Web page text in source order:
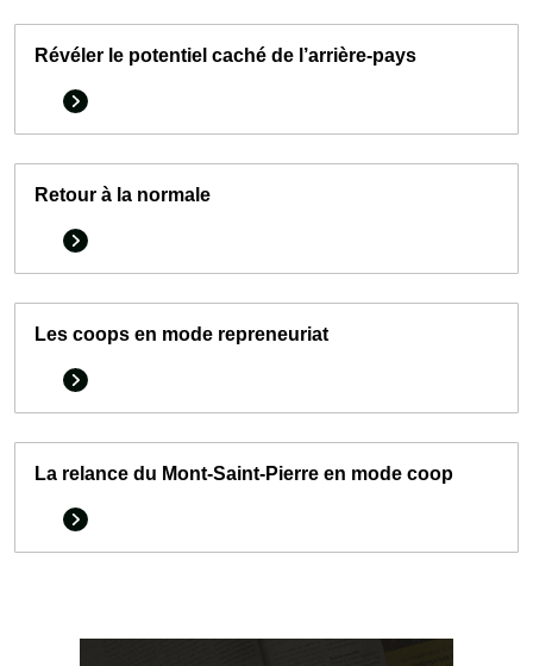
Révéler le potentiel caché de l’arrière-pays
Retour à la normale
Les coops en mode repreneuriat
La relance du Mont-Saint-Pierre en mode coop